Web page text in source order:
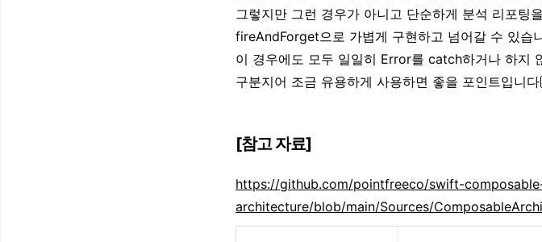
그렇지만 그런 경우가 아니고 단순하게 분석 리포팅
fireAndForget으로 가볍게 구현하고 넘어갈 수 있습
이 경우에도 모두 일일히 Error를 catch하거나 하지
구분지어 조금 유용하게 사용하면 좋을 포인트입니다
[참고 자료]
https://github.com/pointfreeco/swift-
architecture/blob/main/Sources/